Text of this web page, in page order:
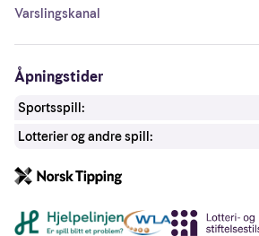
Varslingskanal
Åpningstider
Sportsspill:
Lotterier og andre spill:
Andre lenker